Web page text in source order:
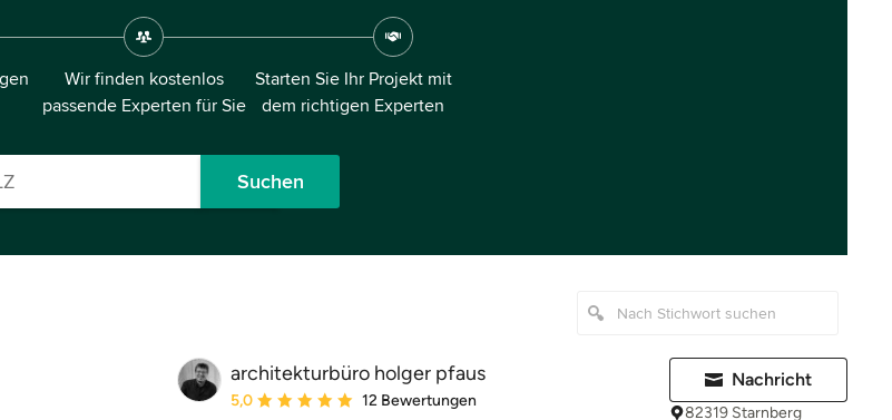
Wir finden kostenlos
passende Experten für Sie
Starten Sie Ihr Projekt mit
dem richtigen Experten
Suchen
architekturbüro holger pfaus
Durchschnittliche Bewertung: 5 von 5 Sternen
5,0 12 Bewertungen
Nachricht
82319 Starnberg